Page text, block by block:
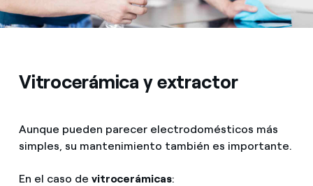
Vitrocerámica y extractor
Aunque pueden parecer electrodomésticos más
simples, su mantenimiento también es importante.
En el caso de vitrocerámicas: